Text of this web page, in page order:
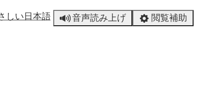
しい日本語 音声読み上げ 閲覧補助